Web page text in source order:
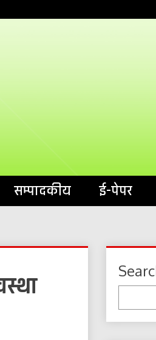
सम्पादकीय ई-पेपर